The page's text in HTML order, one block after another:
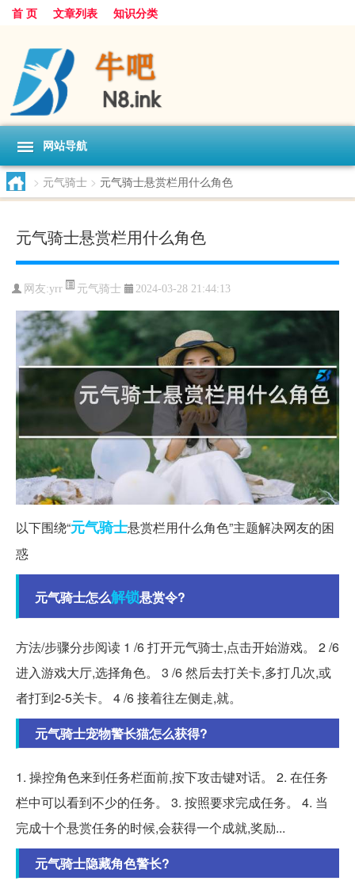
首 页 文章列表 知识分类
网站导航
> 元气骑士 > 元气骑士悬赏栏用什么角色
元气骑士悬赏栏用什么角色
网友:yrr 元气骑士 2024-03-28 21:44:13
以下围绕“元气骑士悬赏栏用什么角色”主题解决网友的困
惑
元气骑士怎么解锁悬赏令?
方法/步骤分步阅读 1 /6 打开元气骑士,点击开始游戏。 2 /6
进入游戏大厅,选择角色。 3 /6 然后去打关卡,多打几次,或
者打到2-5关卡。 4 /6 接着往左侧走,就。
元气骑士宠物警长猫怎么获得?
1. 操控角色来到任务栏面前,按下攻击键对话。 2. 在任务
栏中可以看到不少的任务。 3. 按照要求完成任务。 4. 当
完成十个悬赏任务的时候,会获得一个成就,奖励...
元气骑士隐藏角色警长?